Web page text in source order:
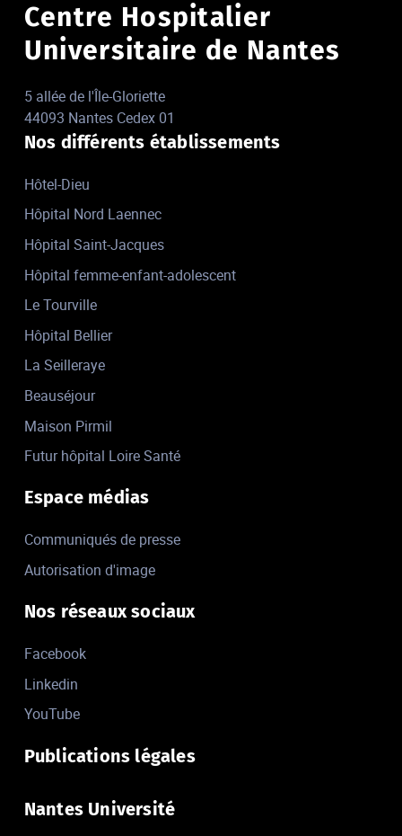
Centre Hospitalier
Universitaire de Nantes
5 allée de l'Île-Gloriette
44093 Nantes Cedex 01
Nos différents établissements
Hôtel-Dieu
Hôpital Nord Laennec
Hôpital Saint-Jacques
Hôpital femme-enfant-adolescent
Le Tourville
Hôpital Bellier
La Seilleraye
Beauséjour
Maison Pirmil
Futur hôpital Loire Santé
Espace médias
Communiqués de presse
Autorisation d'image
Nos réseaux sociaux
Facebook
Linkedin
YouTube
Publications légales
Nantes Université